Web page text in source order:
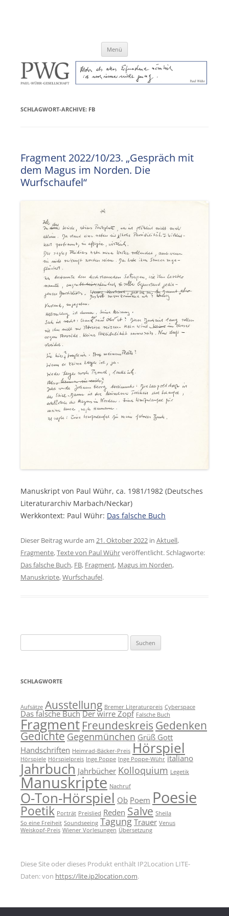
Menü
SCHLAGWORT-ARCHIVE: FB
Fragment 2022/10/23. „Gespräch mit
dem Magus im Norden. Die
Wurfschaufel“
Manuskript von Paul Wühr, ca. 1981/1982 (Deutsches
Literaturarchiv Marbach/Neckar)
Werkkontext: Paul Wühr: Das falsche Buch
Dieser Beitrag wurde am 21. Oktober 2022in Aktuell,
Fragmente,Texte von Paul Wührveröffentlicht. Schlagworte:
Das falsche Buch, FB, Fragment, Magus im Norden,
Manuskripte,Wurfschaufel.
nach:
SCHLAGWORTE
Aufsätze Ausstellung Bremer Literaturpreis Cyberspace
Das falsche Buch Der wirre Zopf Falsche Buch
Fragment Freundeskreis Gedenken
Gedichte Gegenmünchen Grüß Gott
Handschriften Heimrad-Bäcker-Preis Hörspiel
Hörspiele Hörspielpreis Inge Poppe Inge Poppe-Wühr italiano
Jahrbuch Jahrbücher Kolloquium Legetik
Manuskripte Nachruf
O-Ton-Hörspiel Ob Poem Poesie
Poetik Porträt Preislied Reden Salve Sheila
So eine Freiheit Soundseeing Tagung Trauer Venus
Weiskopf-Preis Wiener Vorlesungen Übersetzung
Diese Site oder dieses Produkt enthält IP2Location LITE-
Daten: von https://lite.ip2location.com.